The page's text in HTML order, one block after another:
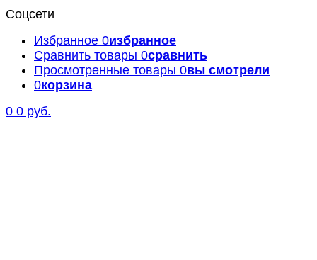
Соцсети
Избранное 0избранное
Сравнить товары 0сравнить
Просмотренные товары 0вы смотрели
0корзина
0 0 руб.